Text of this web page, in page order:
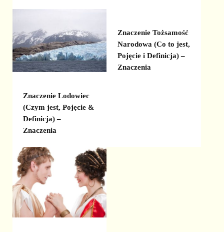
Znaczenie Lodowiec
(Czym jest, Pojęcie &
Definicja) –
Znaczenia
Znaczenie Tożsamość
Narodowa (Co to jest,
Pojęcie i Definicja) –
Znaczenia